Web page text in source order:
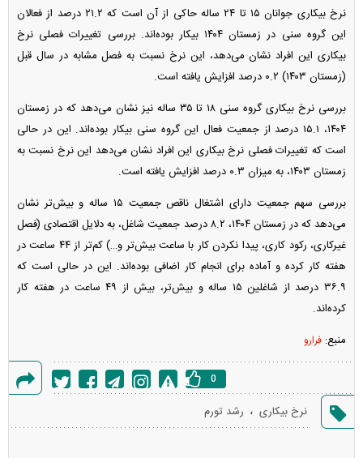
نرخ بیکاری جوانان ۱۵ تا ۲۴ ساله حاکی از آن است که ۲۱.۲ درصد از فعالان
این گروه سنی در زمستان ۱۴۰۴ بیکار بوده‌اند. بررسی تغییرات فصلی نرخ
بیکاری این افراد نشان می‌دهد، این نرخ نسبت به فصل مشابه در سال قبل
(زمستان ۱۴۰۳) ۰.۲ درصد افزایش یافته است.
بررسی نرخ بیکاری گروه سنی ۱۸ تا ۳۵ ساله نیز نشان می‌دهد که در زمستان
۱۴۰۴، ۱۵.۱ درصد از جمعیت فعال این گروه سنی بیکار بوده‌اند. این در حالی
است که تغییرات فصلی نرخ بیکاری این افراد نشان می‌دهد این نرخ نسبت به
زمستان ۱۴۰۳، به میزان ۰.۳ درصد افزایش یافته است.
بررسی سهم جمعیت دارای اشتغال ناقص جمعیت ۱۵ ساله و بیش‌تر نشان
می‌دهد که در زمستان ۱۴۰۴، ۸.۲ درصد جمعیت شاغل، به دلایل اقتصادی (فصل
غیرکاری، رکود کاری، پیدا نکردن کار با ساعت بیش‌تر و…) کم‌تر از ۴۴ ساعت در
هفته کار کرده و آماده برای انجام کار اضافی بوده‌اند. این در حالی است که
۳۶.۹ درصد از شاغلین ۱۵ ساله و بیش‌تر، بیش از ۴۹ ساعت در هفته کار
کرده‌اند.
منبع: فرارو
خطا
0
نرخ بیکاری ، رشد تورم